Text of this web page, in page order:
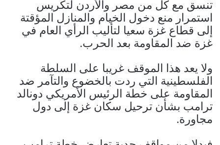
تنسق مع كل من مصر والأردن لتكريس
استمرار منع دخول الخيام والمنازل المؤقتة
إلى قطاع غزة سعيا لتأليب الرأي العام في
غزة ضد المقاومة بعد الحرب.
ولا يعد هذا الموقف غريبا على السلطة
الفلسطينية التي ردت بالخضوع والتآمر ضد
المقاومة على خطة الرئيس الأمريكي دونالد
ترامب بشأن ترحيل سكان غزة إلى دول
مجاورة.